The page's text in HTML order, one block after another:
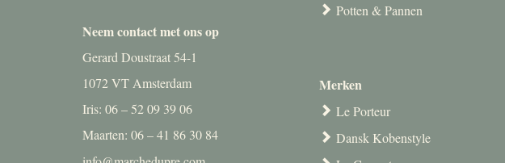
Neem contact met ons op
Gerard Doustraat 54-1
1072 VT Amsterdam
Iris: 06 – 52 09 39 06
Maarten: 06 – 41 86 30 84
Potten & Pannen
Merken
Le Porteur
Dansk Kobenstyle